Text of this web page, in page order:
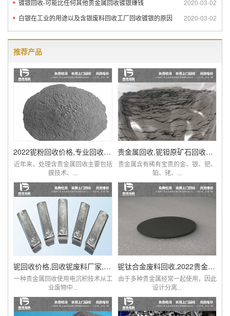
2020-03-02
镀银回收-可能比任何其他贵金属回收镀银赚钱
2020-03-02
白银在工业的用途以及含银废料回收工厂回收镀银的原因
推荐产品
2022铌粉回收价格,专业回收含铌废料厂家查询
近年来，处理含贵金属回收主要包括
膜技术、...
贵金属回收,铌钽原矿石回收提炼厂家,价比同优
贵金属含有稀有宝贵的金、银、钯、
铂、铑、...
铌回收价格,回收铌废料厂家,铌现在多少钱一克
一种贵金属回收使用电沉积技术从工
业废物中...
铌钛合金废料回收,2022贵金属铌市场价格查询
由于多种贵金属经常一起使用，因此
设计分离...